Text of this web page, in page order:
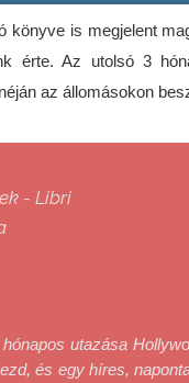
könyve is megjelent
érte. Az utolsó 3
az állomásokon
- Libri
utazása
és egy híres,